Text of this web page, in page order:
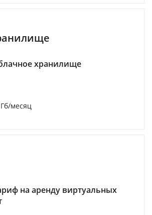
хранилище
месяц
на аренду виртуальных